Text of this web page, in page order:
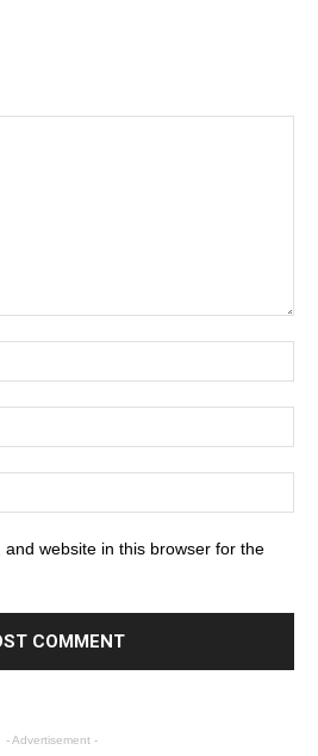
website in this browser for the
- Advertisement -